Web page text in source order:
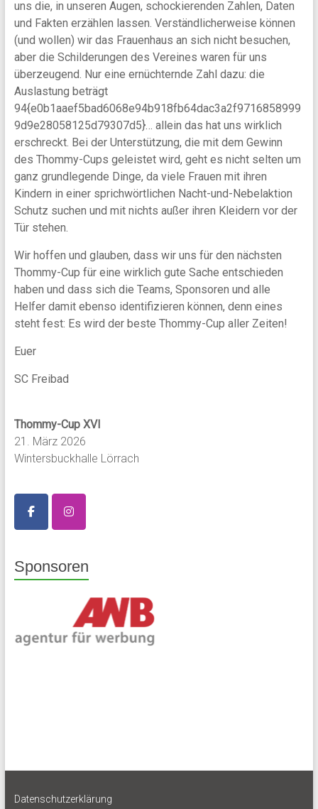
uns die, in unseren Augen, schockierenden Zahlen, Daten
und Fakten erzählen lassen. Verständlicherweise können
(und wollen) wir das Frauenhaus an sich nicht besuchen,
aber die Schilderungen des Vereines waren für uns
überzeugend. Nur eine ernüchternde Zahl dazu: die
Auslastung beträgt
94{e0b1aaef5bad6068e94b918fb64dac3a2f9716858999
9d9e28058125d79307d5}… allein das hat uns wirklich
erschreckt. Bei der Unterstützung, die mit dem Gewinn
des Thommy-Cups geleistet wird, geht es nicht selten um
ganz grundlegende Dinge, da viele Frauen mit ihren
Kindern in einer sprichwörtlichen Nacht-und-Nebelaktion
Schutz suchen und mit nichts außer ihren Kleidern vor der
Tür stehen.
Wir hoffen und glauben, dass wir uns für den nächsten
Thommy-Cup für eine wirklich gute Sache entschieden
haben und dass sich die Teams, Sponsoren und alle
Helfer damit ebenso identifizieren können, denn eines
steht fest: Es wird der beste Thommy-Cup aller Zeiten!
Euer
SC Freibad
Thommy-Cup XVI
21. März 2026
Wintersbuckhalle Lörrach
Sponsoren
Datenschutzerklärung